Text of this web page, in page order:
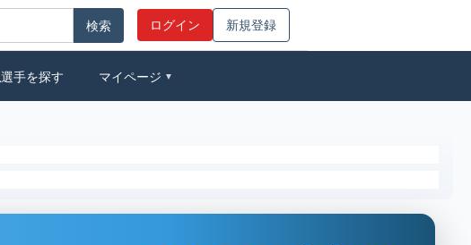
ログイン 新規登録
選手を探す マイページ ▼